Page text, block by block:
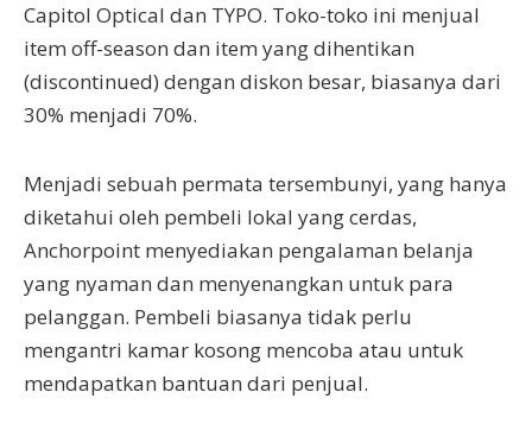
Capitol Optical dan TYPO. Toko-toko ini menjual
item off-season dan item yang dihentikan
(discontinued) dengan diskon besar, biasanya dari
30% menjadi 70%.
Menjadi sebuah permata tersembunyi, yang hanya
diketahui oleh pembeli lokal yang cerdas,
Anchorpoint menyediakan pengalaman belanja
yang nyaman dan menyenangkan untuk para
pelanggan. Pembeli biasanya tidak perlu
mengantri kamar kosong mencoba atau untuk
mendapatkan bantuan dari penjual.